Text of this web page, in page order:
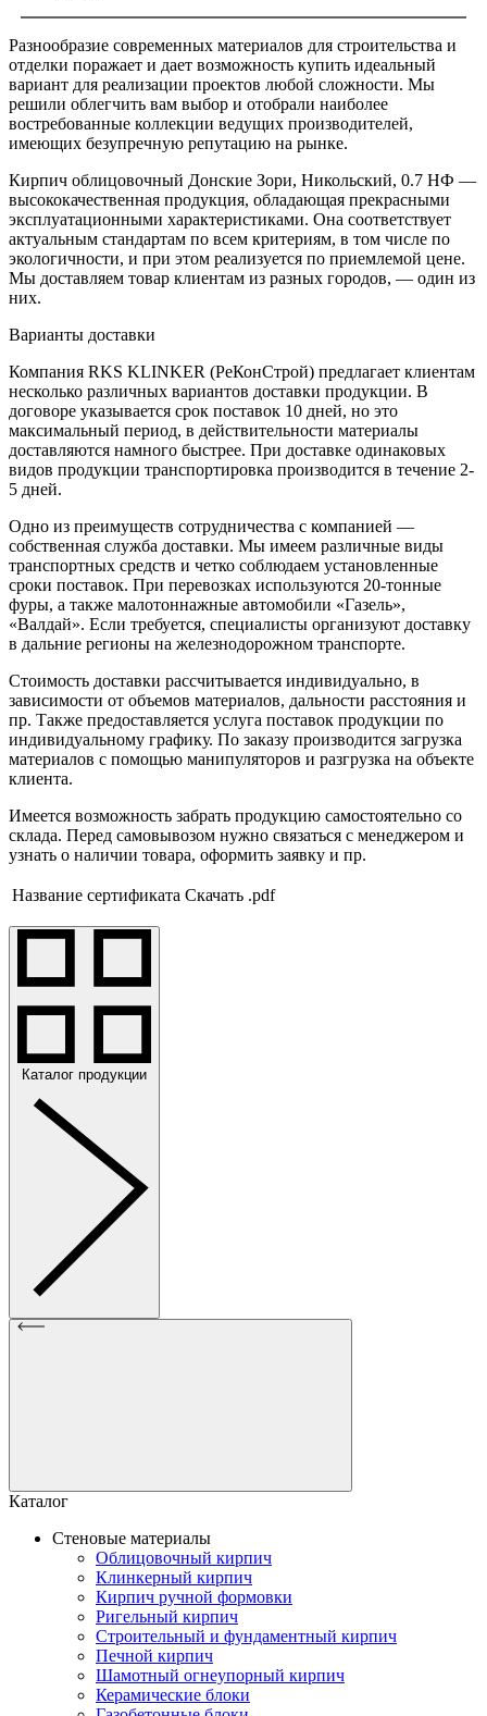
Разнообразие современных материалов для строительства и
отделки поражает и дает возможность купить идеальный
вариант для реализации проектов любой сложности. Мы
решили облегчить вам выбор и отобрали наиболее
востребованные коллекции ведущих производителей,
имеющих безупречную репутацию на рынке.
Кирпич облицовочный Донские Зори, Никольский, 0.7 НФ —
высококачественная продукция, обладающая прекрасными
эксплуатационными характеристиками. Она соответствует
актуальным стандартам по всем критериям, в том числе по
экологичности, и при этом реализуется по приемлемой цене.
Мы доставляем товар клиентам из разных городов, — один из
них.
Варианты доставки
Компания RKS KLINKER (РеКонСтрой) предлагает клиентам
несколько различных вариантов доставки продукции. В
договоре указывается срок поставок 10 дней, но это
максимальный период, в действительности материалы
доставляются намного быстрее. При доставке одинаковых
видов продукции транспортировка производится в течение 2-
5 дней.
Одно из преимуществ сотрудничества с компанией —
собственная служба доставки. Мы имеем различные виды
транспортных средств и четко соблюдаем установленные
сроки поставок. При перевозках используются 20-тонные
фуры, а также малотоннажные автомобили «Газель»,
«Валдай». Если требуется, специалисты организуют доставку
в дальние регионы на железнодорожном транспорте.
Стоимость доставки рассчитывается индивидуально, в
зависимости от объемов материалов, дальности расстояния и
пр. Также предоставляется услуга поставок продукции по
индивидуальному графику. По заказу производится загрузка
материалов с помощью манипуляторов и разгрузка на объекте
клиента.
Имеется возможность забрать продукцию самостоятельно со
склада. Перед самовывозом нужно связаться с менеджером и
узнать о наличии товара, оформить заявку и пр.
Название сертификата Скачать .pdf
Каталог продукции
Каталог
Стеновые материалы
Облицовочный кирпич
Клинкерный кирпич
Кирпич ручной формовки
Ригельный кирпич
Строительный и фундаментный кирпич
Печной кирпич
Шамотный огнеупорный кирпич
Керамические блоки